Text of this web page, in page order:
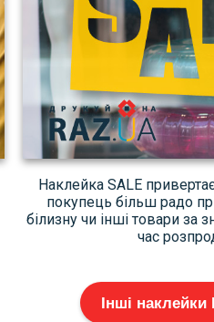
Наклейка SALE
покупець більш радо
білизну чи інші товари за
час
Інші